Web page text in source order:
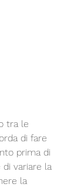
tra le
di fare
prima di
variare la
la